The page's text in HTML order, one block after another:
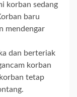
korban sedang
baru
mendengar
dan berteriak
korban
tetap